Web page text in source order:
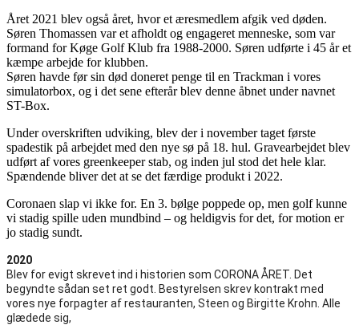
Året 2021 blev også året, hvor et æresmedlem afgik ved døden.
Søren Thomassen var et afholdt og engageret menneske, som var
formand for Køge Golf Klub fra 1988-2000. Søren udførte i 45 år et
kæmpe arbejde for klubben.
Søren havde før sin død doneret penge til en Trackman i vores
simulatorbox, og i det sene efterår blev denne åbnet under navnet
ST-Box.
Under overskriften udviking, blev der i november taget første
spadestik på arbejdet med den nye sø på 18. hul. Gravearbejdet blev
udført af vores greenkeeper stab, og inden jul stod det hele klar.
Spændende bliver det at se det færdige produkt i 2022.
Coronaen slap vi ikke for. En 3. bølge poppede op, men golf kunne
vi stadig spille uden mundbind – og heldigvis for det, for motion er
jo stadig sundt.
2020
Blev for evigt skrevet ind i historien som CORONA ÅRET. Det
begyndte sådan set ret godt. Bestyrelsen skrev kontrakt med
vores nye forpagter af restauranten, Steen og Birgitte Krohn. Alle
glædede sig,